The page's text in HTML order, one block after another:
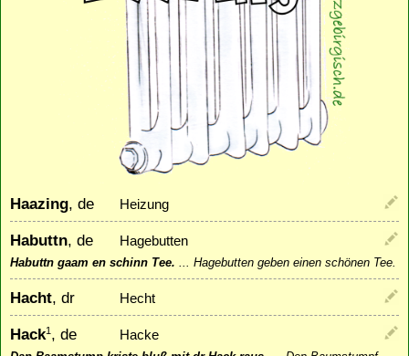
Haazing, de Heizung
Habuttn, de Hagebutten
Habuttn gaam en schinn Tee. ... Hagebutten geben einen schönen Tee.
Hacht, dr Hecht
Hack1, de Hacke